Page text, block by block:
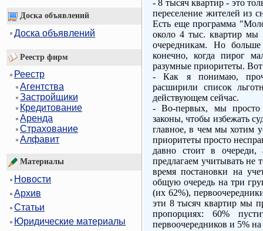
Доска объявлений
Доска объявлений
Реестр фирм
Реестр
Агентства
Застройщики
Кредитование
Аренда
Страхование
Алфавит
Материалы
Новости
Архив
Статьи
Юридические материалы
- 8 тысяч квартир - это
переселение жителей из
Есть еще программа
около 4 тыс. квартир мы
очередникам. Но
конечно, когда пирог
разумные приоритеты.
- Как я понимаю,
расширили список
действующем сейчас.
- Во-первых, мы просто
законы, чтобы избежать
главное, в чем мы хотим
приоритеты просто
давно стоит в
предлагаем учитывать не
время постановки на
общую очередь на три
(их 62%),
эти 8 тысяч квартир мы
пропорциях: 60%
первоочередников и 5%